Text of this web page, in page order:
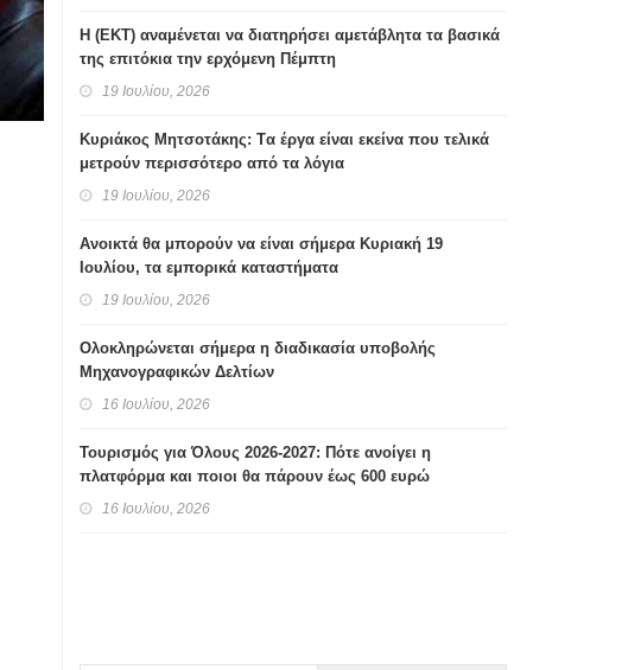
H (ΕΚΤ) αναμένεται να διατηρήσει αμετάβλητα τα βασικά
της επιτόκια την ερχόμενη Πέμπτη
19 Ιουλίου, 2026
Κυριάκος Μητσοτάκης: Tα έργα είναι εκείνα που τελικά
μετρούν περισσότερο από τα λόγια
19 Ιουλίου, 2026
Ανοικτά θα μπορούν να είναι σήμερα Κυριακή 19
Ιουλίου, τα εμπορικά καταστήματα
19 Ιουλίου, 2026
Ολοκληρώνεται σήμερα η διαδικασία υποβολής
Μηχανογραφικών Δελτίων
16 Ιουλίου, 2026
Τουρισμός για Όλους 2026-2027: Πότε ανοίγει η
πλατφόρμα και ποιοι θα πάρουν έως 600 ευρώ
16 Ιουλίου, 2026